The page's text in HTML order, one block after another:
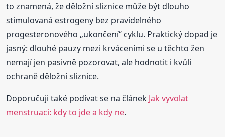
to znamená, že děložní sliznice může být dlouho
stimulovaná estrogeny bez pravidelného
progesteronového „ukončení“ cyklu. Praktický dopad je
jasný: dlouhé pauzy mezi krváceními se u těchto žen
nemají jen pasivně pozorovat, ale hodnotit i kvůli
ochraně děložní sliznice.
Doporučuji také podívat se na článek Jak vyvolat
menstruaci: kdy to jde a kdy ne.